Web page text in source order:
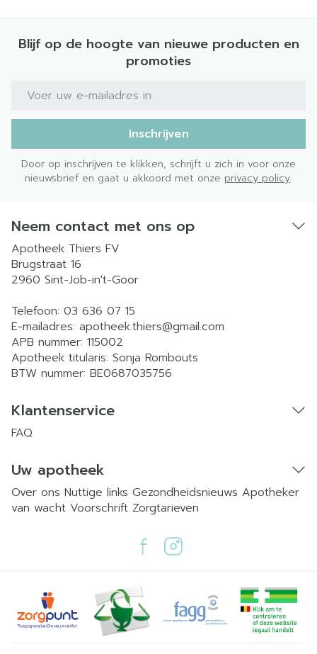
Blijf op de hoogte van nieuwe producten en
promoties
E-mail adres
Inschrijven
Door op inschrijven te klikken, schrijft u zich in voor onze
nieuwsbrief en gaat u akkoord met onze privacy policy.
Neem contact met ons op
Apotheek Thiers FV
Brugstraat 16
2960 Sint-Job-in't-Goor
Telefoon: 03 636 07 15
E-mailadres: apotheek.thiers@gmail.com
APB nummer: 115002
Apotheek titularis: Sonja Rombouts
BTW nummer: BE0687035756
Klantenservice
FAQ
Uw apotheek
Over ons Nuttige links Gezondheidsnieuws Apotheker
van wacht Voorschrift Zorgtarieven